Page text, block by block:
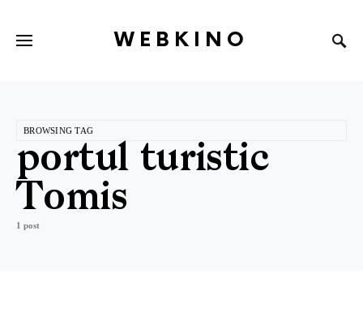
WEBKINO
BROWSING TAG
portul turistic
Tomis
1 post